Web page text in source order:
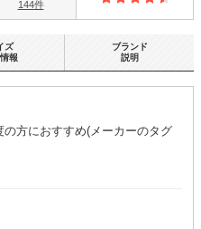
144件
方におすすめ(メーカーのタグ
ズ
報
ブランド
説明